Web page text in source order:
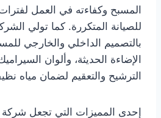
المسبح وكفاءته في العمل
للصيانة المتكررة. كما تولي
بالتصميم الداخلي والخارجي
الإضاءة الحديثة، وألوان
الترشيح والتعقيم لضمان مياه
إحدى المميزات التي تجعل شركة